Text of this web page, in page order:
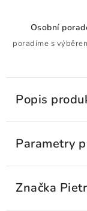
Osobní
poradíme s
Popis
Parametry
Značka